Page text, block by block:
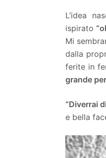
L’idea
ispirato
Mi
dalla
ferite in
grande
“Diverrai
e bella